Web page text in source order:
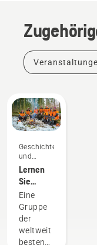
Geschichten
und
Inspiration
Lernen
Sie
unsere
Markenbotschafter
kennen
Eine
Gruppe
der
weltweit
besten